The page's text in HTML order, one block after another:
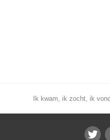
Ik kwam, ik zocht, ik